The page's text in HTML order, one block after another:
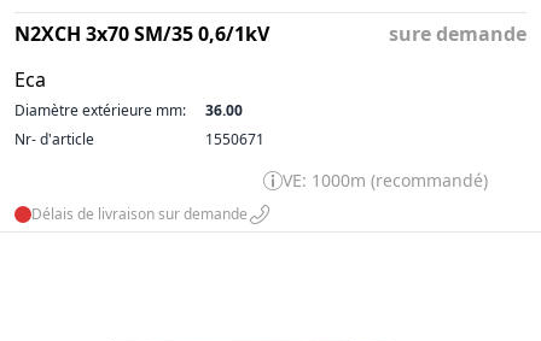
N2XCH 3x70 SM/35 0,6/1kV
Eca
sure demande
Diamètre extérieure mm:
36.00
Nr- d'article
1550671
VE: 1000m (recommandé)
Délais de livraison sur demande